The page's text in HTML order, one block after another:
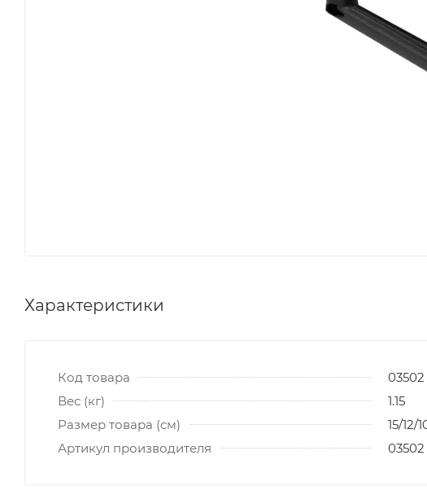
Характеристики
Код товара
03502
Вес (кг)
1.15
Размер товара (см)
15/12/
Артикул производителя
03502